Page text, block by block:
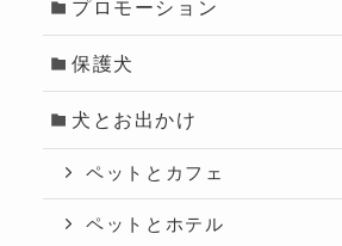
プロモーション
保護犬
犬とお出かけ
ペットとカフェ
ペットとホテル